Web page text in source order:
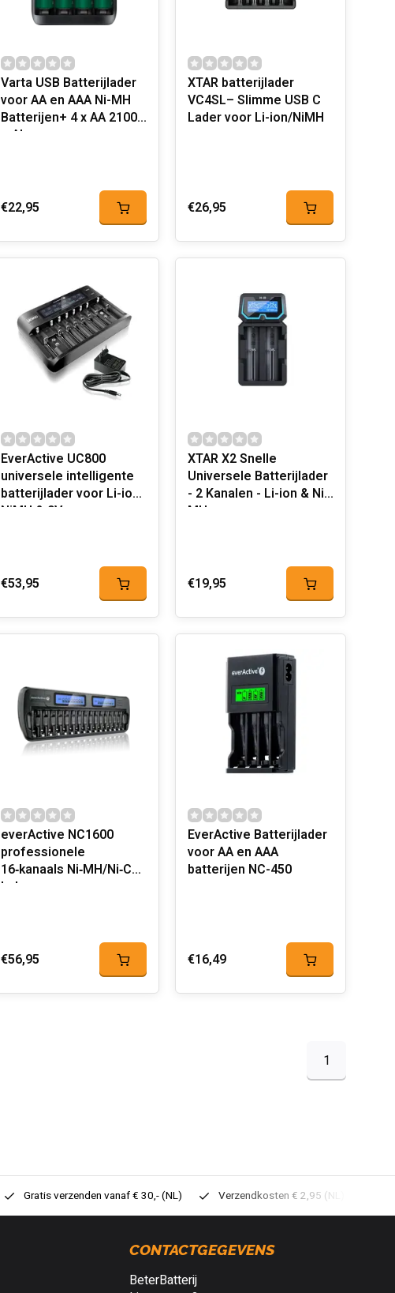
Varta USB Batterijlader
voor AA en AAA Ni-MH
Batterijen+ 4 x AA 2100
mAh
€22,95
XTAR batterijlader
VC4SL– Slimme USB C
Lader voor Li-ion/NiMH
€26,95
EverActive UC800
universele intelligente
batterijlader voor Li-ion,
NiMH & 9V
€53,95
XTAR X2 Snelle
Universele Batterijlader
- 2 Kanalen - Li-ion & Ni-
MH
€19,95
everActive NC1600
professionele
16‑kanaals Ni‑MH/Ni‑Cd
lader
€56,95
EverActive Batterijlader
voor AA en AAA
batterijen NC-450
€16,49
1
Gratis verzenden vanaf € 30,- (NL) Verzendkosten € 2,95 (NL)
CONTACTGEGEVENS
BeterBatterij